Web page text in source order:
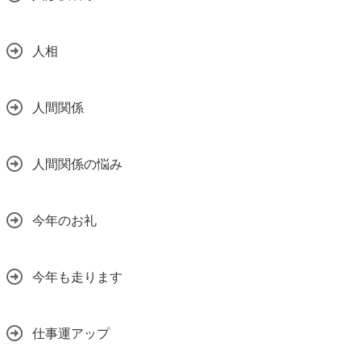
人相
人間関係
人間関係の悩み
今年のお礼
今年も走ります
仕事運アップ